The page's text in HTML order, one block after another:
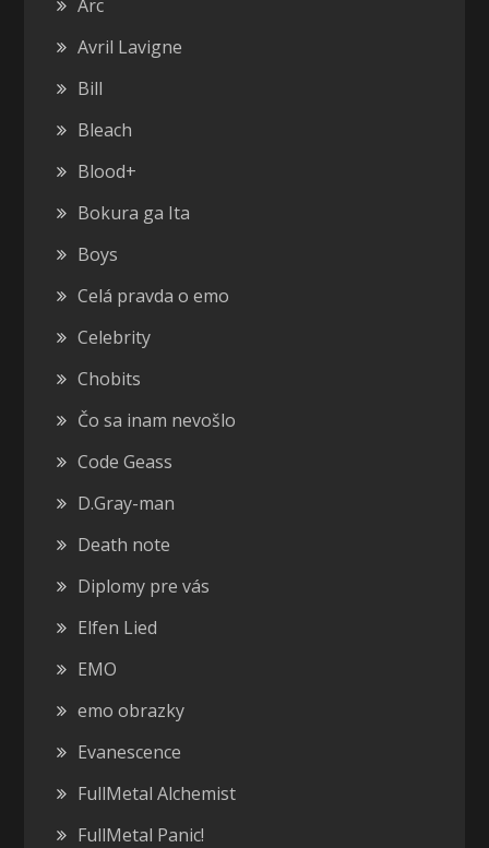
Arc
Avril Lavigne
Bill
Bleach
Blood+
Bokura ga Ita
Boys
Celá pravda o emo
Celebrity
Chobits
Čo sa inam nevošlo
Code Geass
D.Gray-man
Death note
Diplomy pre vás
Elfen Lied
EMO
emo obrazky
Evanescence
FullMetal Alchemist
FullMetal Panic!